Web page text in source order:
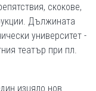
скокове,
Дължината
университет -
театър при пл.
изцяло нов